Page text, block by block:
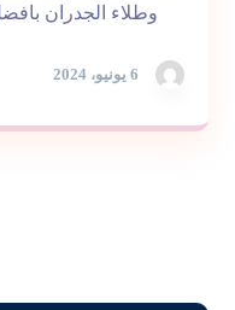
6 يونيو، 2024
وطلاء الجدران